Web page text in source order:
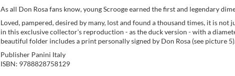
As all Don Rosa fans know, young Scrooge earned the first and legendary
Loved, pampered, desired by many, lost and found a thousand times, it is not
in this exclusive collector's reproduction - as the duck version - with a
beautiful folder includes a print personally signed by Don Rosa (see picture
Publisher Panini Italy
ISBN: 9788828758129